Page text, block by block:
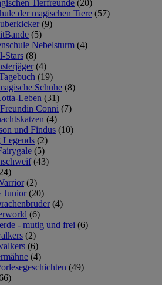
Tierfreunde (20)
der magischen Tiere (57)
(9)
(5)
Nebelsturm (4)
Stars (8)
(4)
(19)
Schuhe (8)
Leben (31)
Conni (7)
(4)
und Findus (10)
Legends (2)
(5)
(43)
(2)
(20)
(4)
(6)
- mutig und frei (6)
(2)
(6)
(4)
(49)